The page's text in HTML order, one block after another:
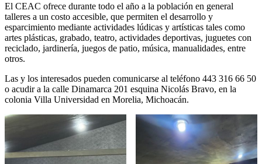
El CEAC ofrece durante todo el año a la población en general
talleres a un costo accesible, que permiten el desarrollo y
esparcimiento mediante actividades lúdicas y artísticas tales como
artes plásticas, grabado, teatro, actividades deportivas, juguetes con
reciclado, jardinería, juegos de patio, música, manualidades, entre
otros.
Las y los interesados pueden comunicarse al teléfono 443 316 66 50
o acudir a la calle Dinamarca 201 esquina Nicolás Bravo, en la
colonia Villa Universidad en Morelia, Michoacán.